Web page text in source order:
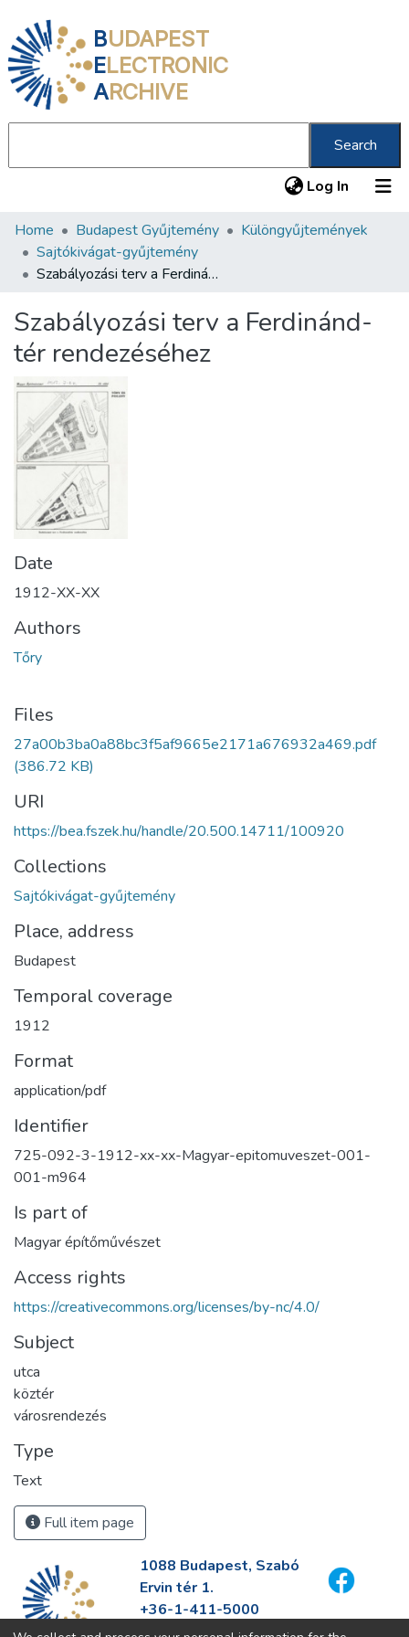
BUDAPEST
ELECTRONIC
ARCHIVE
Search
Log In (current)
Communities & Collections
All of DSpace
About us
Home Budapest Gyűjtemény
Különgyűjtemények
Sajtókivágat-gyűjtemény
Szabályozási terv a Ferdinánd-tér rendezéséhez
Szabályozási terv a Ferdinánd-
tér rendezéséhez
Date
1912-XX-XX
Authors
Tőry
Files
27a00b3ba0a88bc3f5af9665e2171a676932a469.pdf
(386.72 KB)
URI
https://bea.fszek.hu/handle/20.500.14711/100920
Collections
Sajtókivágat-gyűjtemény
Place, address
Budapest
Temporal coverage
1912
Format
application/pdf
Identifier
725-092-3-1912-xx-xx-Magyar-epitomuveszet-001-
001-m964
Is part of
Magyar építőművészet
Access rights
https://creativecommons.org/licenses/by-nc/4.0/
Subject
utca
köztér
városrendezés
Type
Text
Full item page
1088 Budapest, Szabó
Ervin tér 1.
+36-1-411-5000
info@fszek.hu